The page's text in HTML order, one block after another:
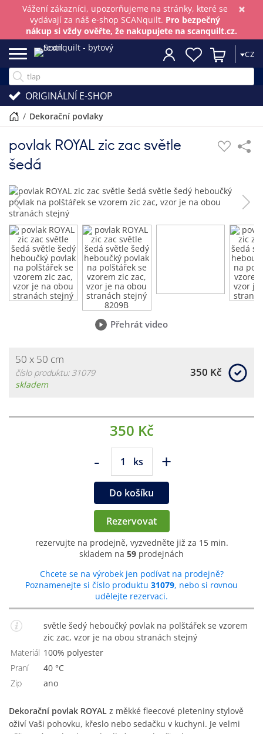
×
Vážení zákazníci, upozorňujeme na stránky, které se
vydávají za náš e-shop SCANquilt. Pro bezpečný
nákup si vždy ověřte, že nakupujete na scanquilt.cz.
CZ
ORIGINÁLNÍ E-SHOP
/ dekorační povlaky
povlak ROYAL zic zac světle
šedá
Přehrát video
50 x 50 cm
číslo produktu: 31079
skladem
350 Kč
350 Kč
- ks +
Do košíku
Rezervovat
rezervujte na prodejně, vyzvedněte již za 15 min.
skladem na 59 prodejnách
Chcete se na výrobek jen podívat na prodejně?
Poznamenejte si číslo produktu 31079, nebo si rovnou
udělejte rezervaci.
světle šedý heboučký povlak na polštářek se vzorem
zic zac, vzor je na obou stranách stejný
Materiál
100% polyester
Praní
40 °C
Zip
Ano
Dekorační povlak ROYAL z měkké fleecové pleteniny stylově
oživí Vaši pohovku, křeslo nebo sedačku v kuchyni. Je velmi